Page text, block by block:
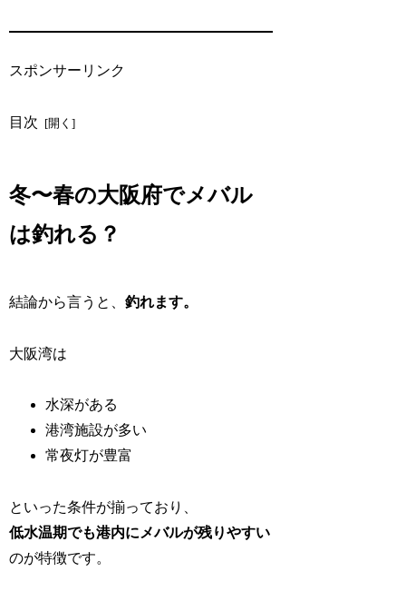
スポンサーリンク
目次
冬〜春の大阪府でメバル
は釣れる？
結論から言うと、釣れます。
大阪湾は
水深がある
港湾施設が多い
常夜灯が豊富
といった条件が揃っており、
低水温期でも港内にメバルが残りやすい
のが特徴です。